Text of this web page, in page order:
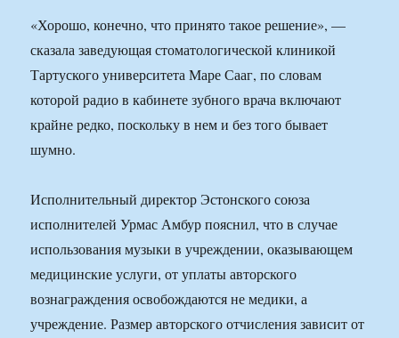
«Хорошо, конечно, что принято такое решение», —
сказала заведующая стоматологической клиникой
Тартуского университета Маре Сааг, по словам
которой радио в кабинете зубного врача включают
крайне редко, поскольку в нем и без того бывает
шумно.
Исполнительный директор Эстонского союза
исполнителей Урмас Амбур пояснил, что в случае
использования музыки в учреждении, оказывающем
медицинские услуги, от уплаты авторского
вознаграждения освобождаются не медики, а
учреждение. Размер авторского отчисления зависит от